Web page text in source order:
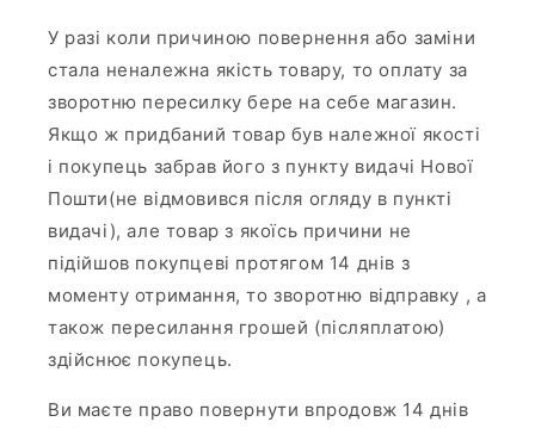
У разі коли причиною повернення або заміни
стала неналежна якість товару, то оплату за
зворотню пересилку бере на себе магазин.
Якщо ж придбаний товар був належної якості
і покупець забрав його з пункту видачі Нової
Пошти(не відмовився після огляду в пункті
видачі), але товар з якоїсь причини не
підійшов покупцеві протягом 14 днів з
моменту отримання, то зворотню відправку , а
також пересилання грошей (післяплатою)
здійснює покупець.
Ви маєте право повернути впродовж 14 днів